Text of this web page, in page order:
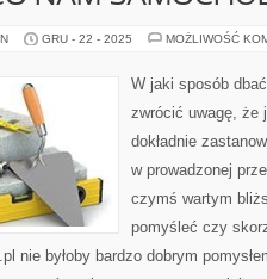
GRU - 22 - 2025 MOŻLIWOŚĆ
W jaki sposób
zwrócić uwagę, że
dokładnie
w prowadzonej
czymś wartym
pomyśleć czy
nie byłoby bardzo dobrym